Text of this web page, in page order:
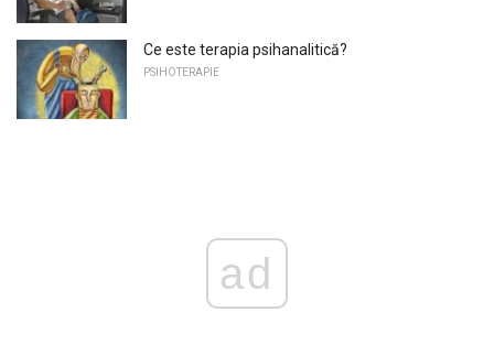
Ce este terapia psihanalitică?
PSIHOTERAPIE
ad